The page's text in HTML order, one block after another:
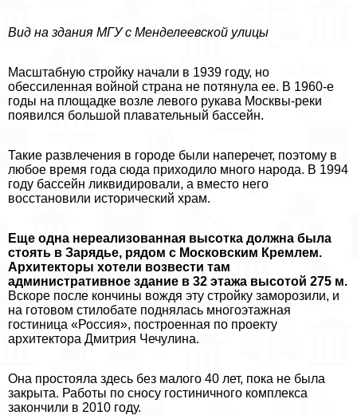
Вид на здания МГУ с Менделеевской улицы
Масштабную стройку начали в 1939 году, но
обессиленная войной страна не потянула ее. В 1960-е
годы на площадке возле левого рукава Москвы-реки
появился большой плавательный бассейн.
Такие развлечения в городе были наперечет, поэтому в
любое время года сюда приходило много народа. В 1994
году бассейн ликвидировали, а вместо него
восстановили исторический храм.
Еще одна нереализованная высотка должна была
стоять в Зарядье, рядом с Московским Кремлем.
Архитекторы хотели возвести там
административное здание в 32 этажа высотой 275 м.
Вскоре после кончины вождя эту стройку заморозили, и
на готовом стилобате поднялась многоэтажная
гостиница «Россия», построенная по проекту
архитектора Дмитрия Чечулина.
Она простояла здесь без малого 40 лет, пока не была
закрыта. Работы по сносу гостиничного комплекса
закончили в 2010 году.